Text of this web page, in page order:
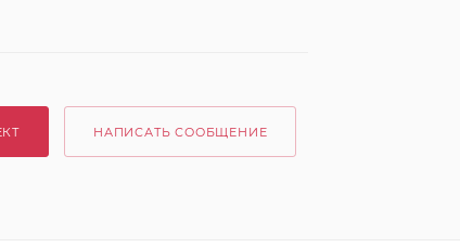
НАПИСАТЬ СООБЩЕНИЕ